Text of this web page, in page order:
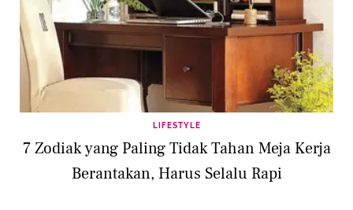
LIFESTYLE
7 Zodiak yang Paling Tidak Tahan Meja Kerja
Berantakan, Harus Selalu Rapi